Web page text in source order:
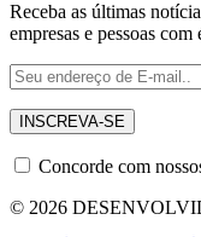
Receba as últimas
empresas e pessoas
Concorde com
© 2026